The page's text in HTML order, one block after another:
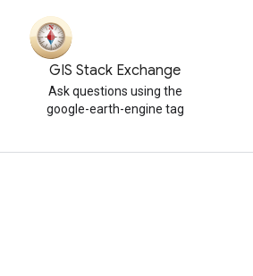
GIS Stack Exchange
Ask questions using the
google-earth-engine tag